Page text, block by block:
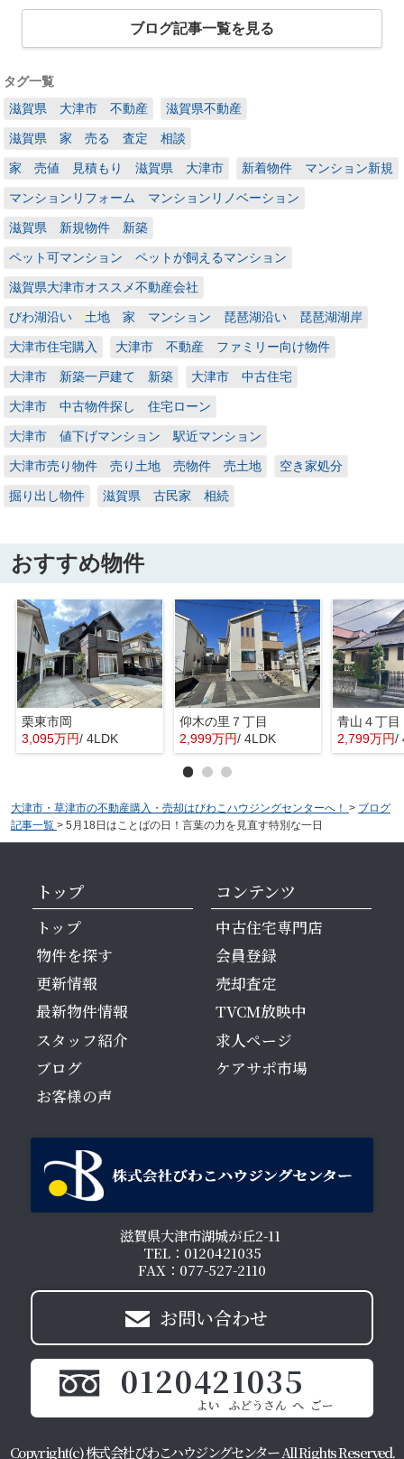
ブログ記事一覧を見る
タグ一覧
滋賀県 大津市 不動産
滋賀県不動産
滋賀県 家 売る 査定 相談
家 売値 見積もり 滋賀県 大津市 新着物件 マンション新規
マンションリフォーム マンションリノベーション
滋賀県 新規物件 新築
ペット可マンション ペットが飼えるマンション
滋賀県大津市オススメ不動産会社
びわ湖沿い 土地 家 マンション 琵琶湖沿い 琵琶湖湖岸
大津市住宅購入 大津市 不動産 ファミリー向け物件
大津市 新築一戸建て 新築 大津市 中古住宅
大津市 中古物件探し 住宅ローン
大津市 値下げマンション 駅近マンション
大津市売り物件 売り土地 売物件 売土地 空き家処分
掘り出し物件 滋賀県 古民家 相続
おすすめ物件
栗東市岡
3,095万円/ 4LDK
仰木の里７丁目
2,999万円/ 4LDK
青山４丁目
2,799万円/
大津市・草津市の不動産購入・売却はびわこハウジングセンターへ！ > ブログ
記事一覧 > 5月18日はことばの日！言葉の力を見直す特別な一日
トップ
トップ
物件を探す
更新情報
最新物件情報
スタッフ紹介
ブログ
お客様の声
コンテンツ
中古住宅専門店
会員登録
売却査定
TVCM放映中
求人ページ
ケアサポ市場
滋賀県大津市湖城が丘2-11
TEL：0120421035
FAX：077-527-2110
お問い合わせ
0120421035
Copyright(c) 株式会社びわこハウジングセンター All Rights Reserved.